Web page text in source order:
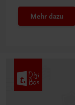
Mehr dazu